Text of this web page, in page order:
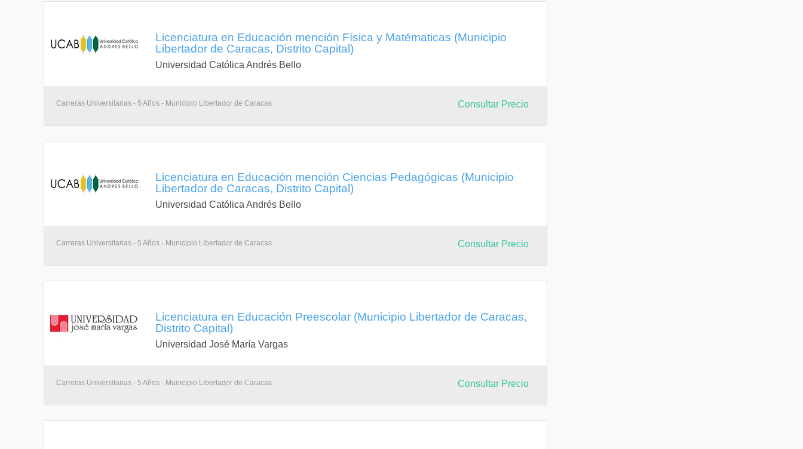
Licenciatura en Educación mención Física y Matématicas (Municipio
Libertador de Caracas, Distrito Capital)
Universidad Católica Andrés Bello
Carreras Universitarias - 5 Años - Municipio Libertador de Caracas Consultar Precio
Licenciatura en Educación mención Ciencias Pedagógicas (Municipio
Libertador de Caracas, Distrito Capital)
Universidad Católica Andrés Bello
Carreras Universitarias - 5 Años - Municipio Libertador de Caracas Consultar Precio
Licenciatura en Educación Preescolar (Municipio Libertador de Caracas,
Distrito Capital)
Universidad José María Vargas
Carreras Universitarias - 5 Años - Municipio Libertador de Caracas Consultar Precio